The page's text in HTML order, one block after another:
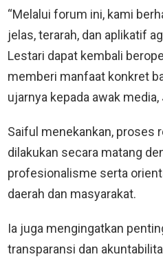
“Melalui forum ini, kami
jelas, terarah, dan aplikatif
Lestari dapat kembali
memberi manfaat konkret
ujarnya kepada awak
Saiful menekankan, proses
dilakukan secara matang
profesionalisme serta
daerah dan masyarakat.
Ia juga mengingatkan
transparansi dan